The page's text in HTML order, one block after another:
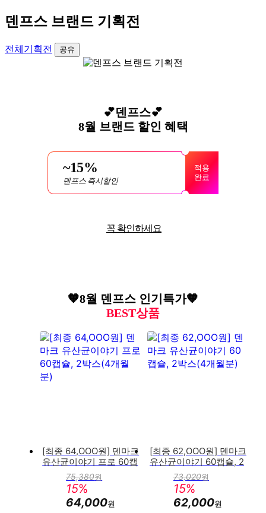
덴프스 브랜드 기획전
전체기획전 공유
💕덴프스💕
8월 브랜드 할인 혜택
~15%
덴프스 즉시할인
적용
완료
꼭 확인하세요
🧡8월 덴프스 인기특가🧡
BEST상품
[최종 64,OOO원] 덴마크
유산균이야기 프로 60캡
슐, 2박스(4개월분)
75,380원
15%
64,000원
[최종 62,OOO원] 덴마크
유산균이야기 60캡슐, 2
박스(4개월분)
73,020원
15%
62,000원